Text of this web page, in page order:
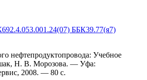
нефтепродуктопровода: Учебное
Н. В. Морозова. — Уфа:
2008. — 80 с.